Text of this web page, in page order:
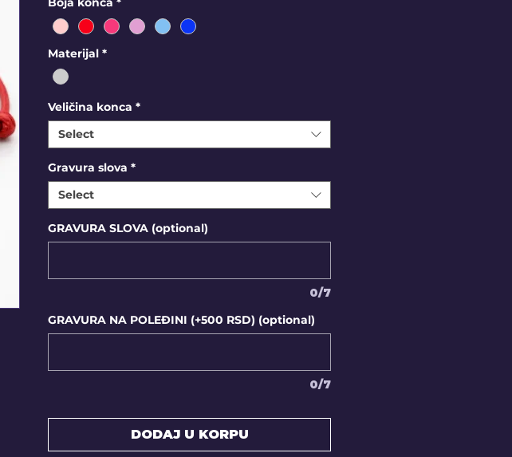
Materijal *
Veličina konca *
Select
Gravura slova *
Select
GRAVURA SLOVA (optional)
0/7
GRAVURA NA POLEĐINI (+500 RSD) (optional)
0/7
DODAJ U KORPU